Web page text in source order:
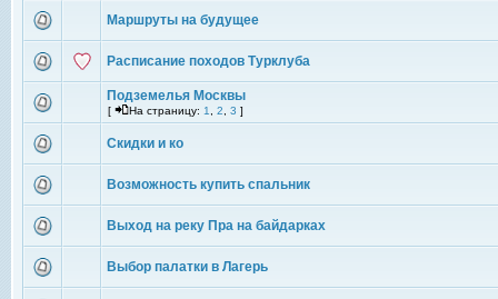
Маршруты на будущее
Расписание походов Турклуба
Подземелья Москвы
[ На страницу: 1 2 3 ]
Скидки и ко
Возможность купить спальник
Выход на реку Пра на байдарках
Выбор палатки в Лагерь